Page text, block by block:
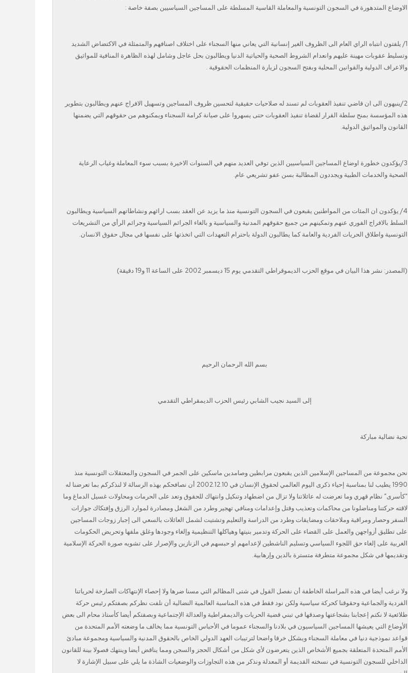
الاوضاع المتدهورة في السجون التونسية والمعاملة القاسية المسلطة على المساجين السياسيين بصفة خاصة :
1/ يلفتون انتباه الراي العام الى الظروف الغير إنسانية التي يعاني منها السجناء على اختلاف اصنافهم والمتمثلة في الاكتضاض الشديد
وتسليط عقوبات مهينة عليهم وانعدام الشروط الصحية والحياتية الدنيا ويطالبون بحل عاجل وشامل لهذه الظاهرة المنافية للمواثيق
والاعراف الدولية والقوانين المحلية وبفتح السجون لزيارة المنظمات الحقوقية .
2/ينبهون الى ان قاضي تنفيذ العقوبات لم تسند له صلاحيات حقيقية لتحسين ظروف المساجين وتسهيل الافراج عنهم ويطالبون بتطوير
هذه المؤسسة بمنح سلطة القرار لقضاة تنفيذ العقوبات حتى يسهروا على صيانة كرامة السجناء ويمكنوهم من حقوقهم التي يضمنها
القانون والمواثيق الدولية.
3/يؤكدون خطورة اوضاع المساجين السياسيين الذين توفي العديد منهم في السنوات الاخيرة بسبب سوء المعاملة وغياب الرعاية
الصحية والخدمات الطبية ويجددون المطالبة بسن عفو تشريعي عام.
4/ يؤكدون ان المئات من المواطنين يقبعون في السجون التونسية منذ ما يزيد عن العقد بسب ارائهم ونشاطاتهم السياسية ويطالبون
السلط بالافراج الفوري عنهم وتمكينهم من جميع حقوقهم المدنية والسياسية و بالغاء الجرائم السياسية وجرائم الرأي من التشريعات
التونسية واطلاق الحريات الفردية والعامة كما يطالبون الدولة باحترام التعهدات التي اتخذتها على نفسها في مجال حقوق الانسان.
(المصدر: نشر هذا البيان في موقع الحزب الديموقراطي التقدمي يوم 15 ديسمبر 2002 على الساعة 11 و19 دقيقة)
بسم الله الرحمان الرحيم
إلى السيد نجيب الشابي رئيس الحزب الديمقراطي التقدمي
تحية نضالية مباركة
نحن مجموعة من المساجين الإسلامين الذين يقبعون مرابطين وصامدين ماسكين على الجمر في السجون والمعتقلات التونسية منذ
1990 يطيب لنا بمناسبة إحياء ذكرى اليوم العالمي لحقوق الإنسان في 2002.12.10 أن نصافحكم بهذه الرسالة لا لنذكركم بما تعرضنا له
“كأسرى” نظام قهري وما تعرضت له عائلاتنا ولا تزال من اضطهاد وتنكيل وانتهاك للحقوق وتعد على الحرمات ومحاولات غسيل الدماغ وما
لاقته حركتنا ومناضلونا من محاكمات وتعذيب وقتل وإعدامات ومنافي تهجير وطرد من الشغل ومصادرة لموارد الرزق وإفتكاك جوازات
السفر وحصار ومراقبة وملاحقات ومضايقات وطرد من الدراسة والتعليم وتشتيت لشمل العائلات بالسعي الى إجبار زوجات المساجين
على تطليق أزواجهن والعمل على القضاء على الحركة وتدمير بنيتها وهياكلها التنظيمية وإلغاء وجودها وغلق ملفها وتحريض الحكومات
الغربية على إلغاء حق اللجوء السياسي وتسليم الناشطين لإعدامهم او حبسهم في الزنازين والإصرار على تشويه صورة الحركة الإسلامية
وتقديمها في شكل مجموعة متطرفة متسترة بالدين وإرهابية.
ولا نرغب أيضا في هذه المراسلة الخاطفة أن نفصل القول في شتى المظالم التي مسنا ضرها ولا إحصاء الإنتهاكات الصارخة لحرياتنا
الفردية والجماعية وحقوقنا كحركة سياسية ولكن نود فقط في هذه المناسبة العالمية النضالية أن نلفت نظركم بصفتكم رئيس حركة
طلائعية لا نكتم إعجابنا بشجاعتها وصدقها في تبني قضية الحريات والديمقراطية والعدالة الإجتماعية وبصفتكم أيضا كأستاذ محام الى بعض
الأوضاع التي يعيشها المساجين السياسيون في بلادنا والسجناء عموما في الأحباس التونسية مما يخالف ما وضعته الأمم المتحدة من
قواعد نموذجية دنيا في معاملة السجناء ويشكل خرقا واضحا لترتيبات العهد الدولي الخاص بالحقوق المدنية والسياسية ومجموعة مبادئ
الأمم المتحدة المتعلقة بجميع الأشخاص الذين يتعرضون لأي شكل من أشكال الحجز والسجن ومما يناقض أيضا وينتهك فصولا بينة للقانون
الداخلي للسجون التونسية في نسخته القديمة أو المعدلة ونذكر من هذه التجاوزات والوضعيات الشاذة ما يلي على سبيل الإشارة لا